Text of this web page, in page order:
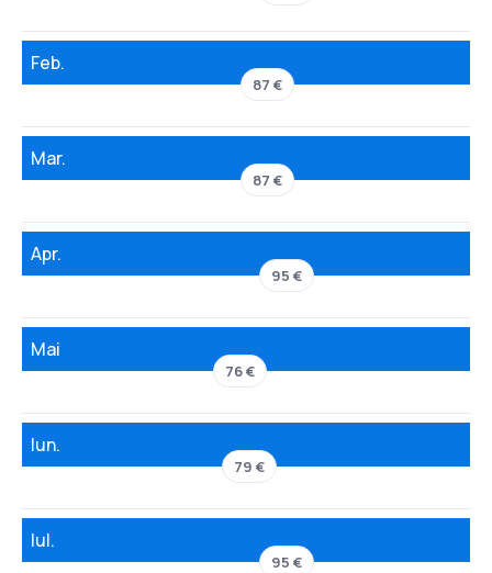
Feb.
87 €
Mar.
87 €
Apr.
95 €
Mai
76 €
Iun.
79 €
Iul.
95 €